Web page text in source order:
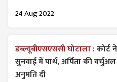
24 Aug 2022
डब्ल्यूबीएसएससी घोटाला :कोर्ट
सुनवाई में पार्थ, अर्पिता की
अनुमति दी